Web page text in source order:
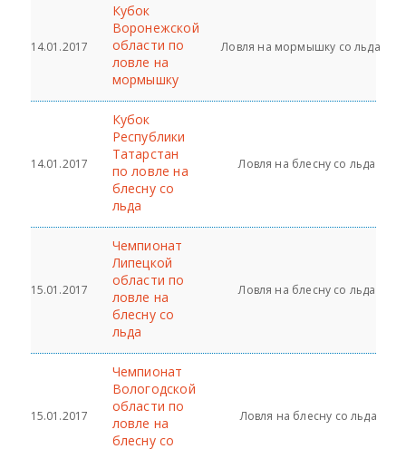
14.01.2017
Кубок
Воронежской
области по
ловле на
мормышку
Ловля на мормышку со льда
14.01.2017
Кубок
Республики
Татарстан
по ловле на
блесну со
льда
Ловля на блесну со льда
15.01.2017
Чемпионат
Липецкой
области по
ловле на
блесну со
льда
Ловля на блесну со льда
15.01.2017
Чемпионат
Вологодской
области по
ловле на
блесну со
Ловля на блесну со льда